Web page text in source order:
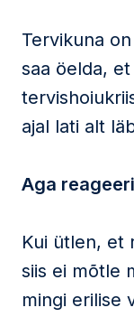
Tervikuna
saa öelda,
ajal lati alt
Aga
Kui ütlen, et
siis ei mõtle
mingi erilise